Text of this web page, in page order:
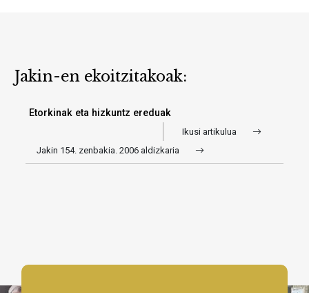
Jakin-en ekoitzitakoak:
Etorkinak eta hizkuntz ereduak
Ikusi artikulua
Jakin 154. zenbakia. 2006 aldizkaria